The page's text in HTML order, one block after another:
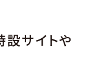
設サイトや